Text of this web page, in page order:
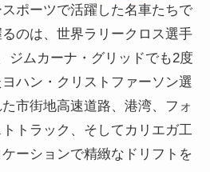
ポーツで活躍した名車たちで
のは、世界ラリークロス選手
ジムカーナ・グリッドでも2度
ハン・クリストファーソン選
市街地高速道路、港湾、フォ
トラック、そしてカリエガ工
ーションで精緻なドリフトを